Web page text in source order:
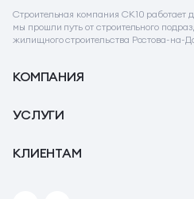
Строительная компания СК10 работает
мы прошли путь от строительного
жилищного строительства Ростова-на-
КОМПАНИЯ
О компании
Акции
УСЛУГИ
Ипотека
КЛИЕНТАМ